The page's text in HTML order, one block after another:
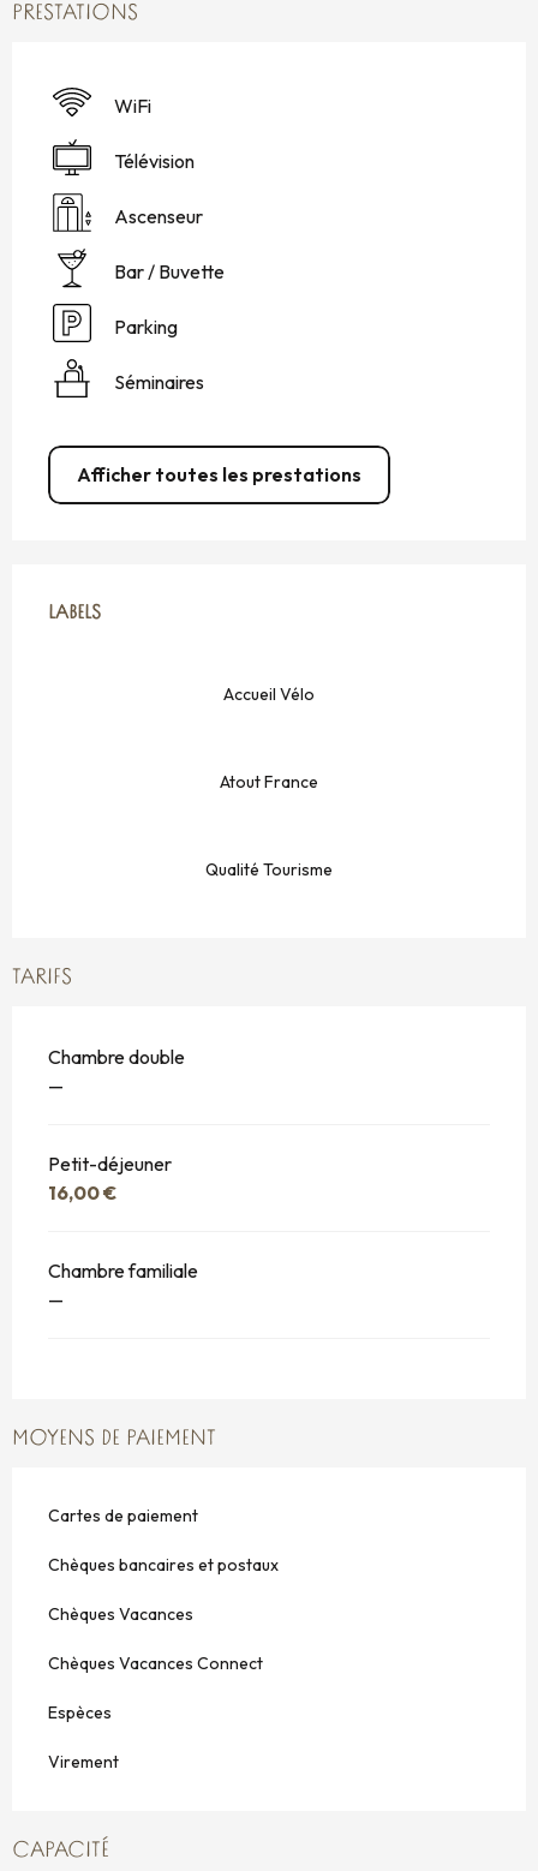
PRESTATIONS
WiFi
Télévision
Ascenseur
Bar / Buvette
Parking
Séminaires
Afficher toutes les prestations
LABELS
LABELS
Accueil Vélo
Atout France
Qualité Tourisme
TARIFS
Chambre double
—
Petit-déjeuner
16,00 €
Chambre familiale
—
MOYENS DE PAIEMENT
Cartes de paiement
Chèques bancaires et postaux
Chèques Vacances
Chèques Vacances Connect
Espèces
Virement
CAPACITÉ